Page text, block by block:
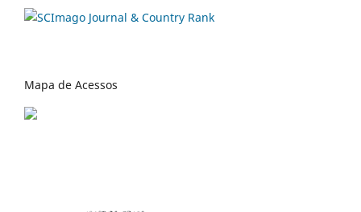
Mapa de Acessos